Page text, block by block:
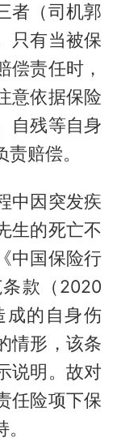
者（司机郭
只有当被保
偿责任时，
意依据保险
自残等自身
赔偿。
中因突发疾
生的死亡不
中国保险行
款（2020
成的自身伤
情形，该条
说明。故对
任险项下保